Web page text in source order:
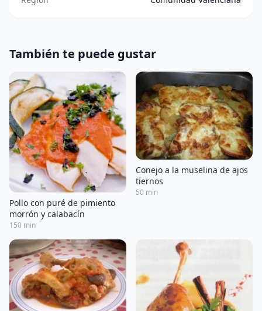
También te puede gustar
Pollo con puré de pimiento
morrón y calabacín
150 min
Conejo a la muselina de ajos
tiernos
50 min